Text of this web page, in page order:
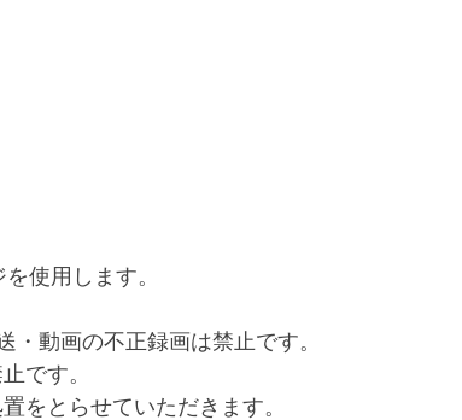
使用します。﻿
・動画の不正録画は禁止です。﻿
です。﻿
をとらせていただきます。﻿